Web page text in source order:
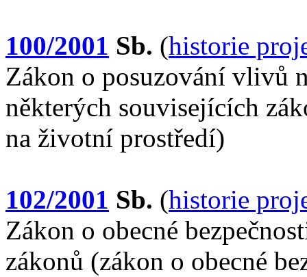
100/2001 Sb. (historie
Zákon o posuzování vlivů
některých souvisejících
na životní prostředí)
102/2001 Sb. (historie
Zákon o obecné
zákonů (zákon o obecné